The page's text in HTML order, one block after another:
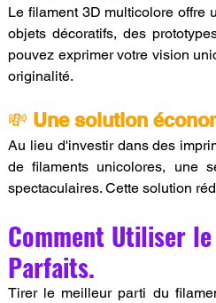
Le filament 3D multicolore offre
objets décoratifs, des
pouvez exprimer votre vision
originalité.
💸 Une solution
Au lieu d'investir dans des
de filaments unicolores, une
spectaculaires. Cette solution
Comment Utiliser
Parfaits.
Tirer le meilleur parti du